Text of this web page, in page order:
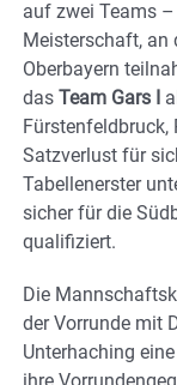
auf zwei Teams
Meisterschaft, an
Oberbayern
das Team Gars I
Satzverlust für
Tabellenerster
sicher für die
qualifiziert.
Die
der Vorrunde mit
Unterhaching